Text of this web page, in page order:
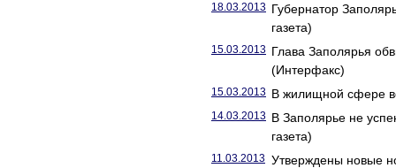
18.03.2013 Губернатор
газета)
15.03.2013 Глава Заполярья
(Интерфакс)
15.03.2013 В жилищной сфере
14.03.2013 В Заполярье не
газета)
11.03.2013 Утверждены новые